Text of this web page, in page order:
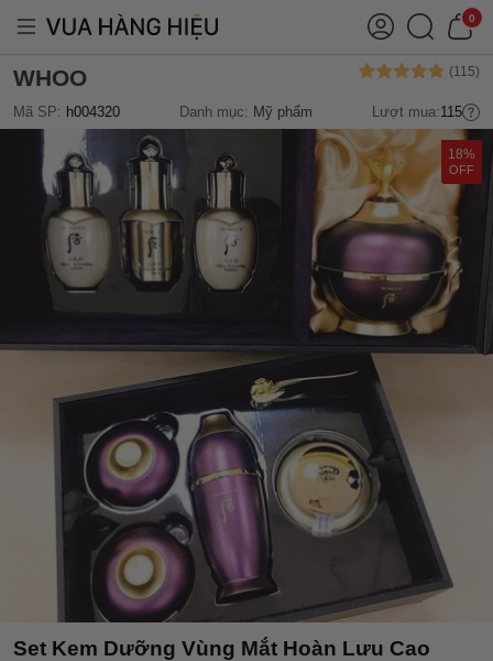
0
WHOO
Mã SP: h004320 Danh mục: Mỹ phẩm Lượt mua:115
18%
OFF
Set Kem Dưỡng Vùng Mắt Hoàn Lưu Cao